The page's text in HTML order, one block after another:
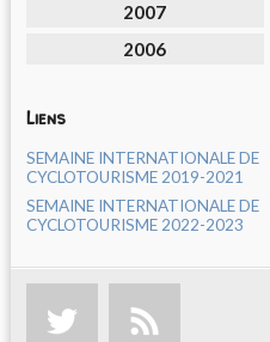
2007
2006
Liens
SEMAINE INTERNATIONALE DE
CYCLOTOURISME 2019-2021
SEMAINE INTERNATIONALE DE
CYCLOTOURISME 2022-2023